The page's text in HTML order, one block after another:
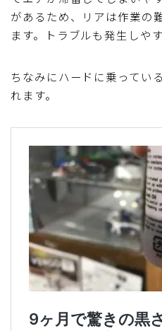
があるため、リアは作業の
ます。トラブルも発生しや
ちなみにハードに乗ってい
れます。